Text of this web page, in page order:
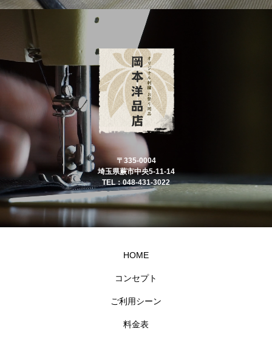
〒335-0004
埼玉県蕨市中央5-11-14
TEL：048-431-3022
HOME
コンセプト
ご利用シーン
料金表